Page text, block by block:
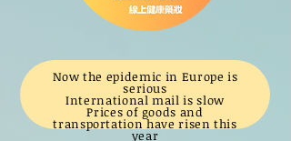
Now the epidemic in Europe is
serious
International mail is slow
Prices of goods and
transportation have risen this
year